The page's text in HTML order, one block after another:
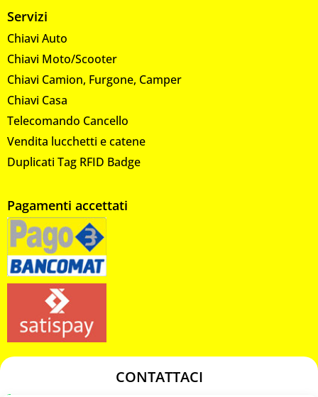
Servizi
Chiavi Auto
Chiavi Moto/Scooter
Chiavi Camion, Furgone, Camper
Chiavi Casa
Telecomando Cancello
Vendita lucchetti e catene
Duplicati Tag RFID Badge
Pagamenti accettati
CONTATTACI